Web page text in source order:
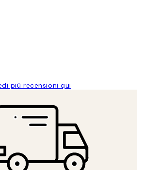
più recensioni qui